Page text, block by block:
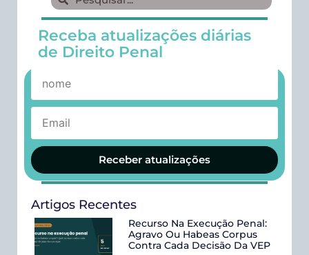
Receba atualizações diárias
de Direito Penal
Receber atualizações
Artigos Recentes
Recurso Na Execução Penal:
Agravo Ou Habeas Corpus
Contra Cada Decisão Da VEP